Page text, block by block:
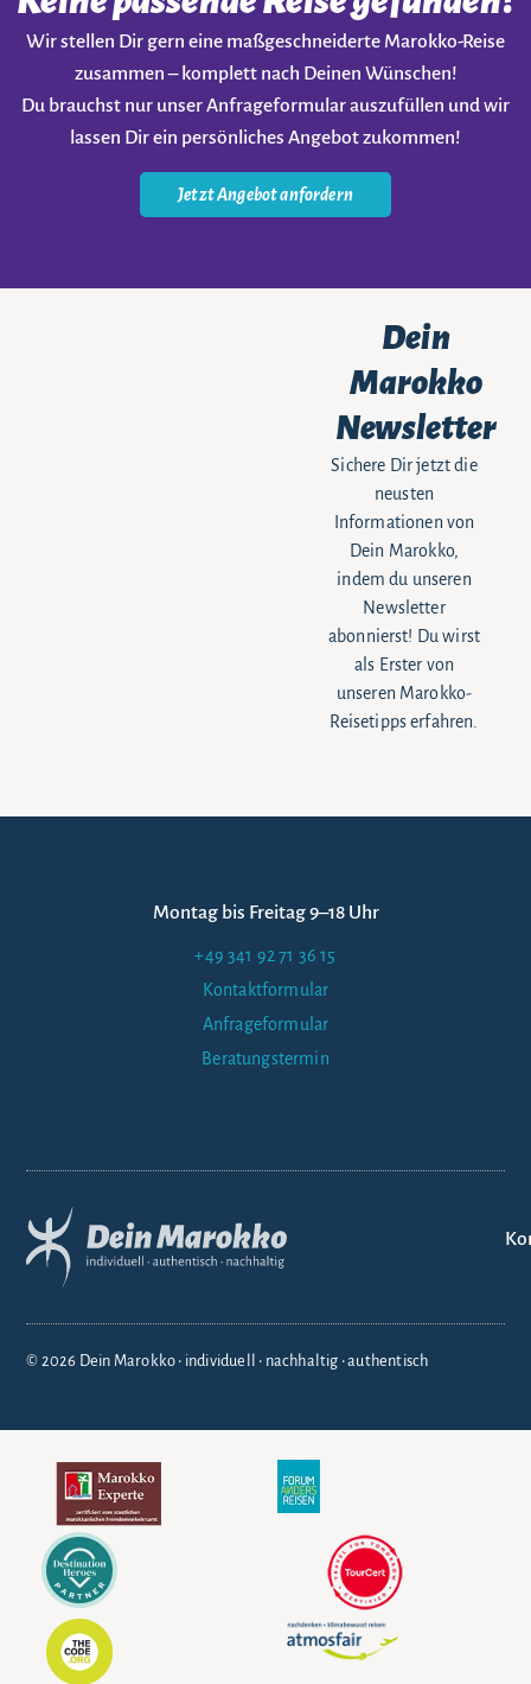
Wir stellen Dir gern eine maßgeschneiderte Marokko-Reise
zusammen – komplett nach Deinen Wünschen!
Du brauchst nur unser Anfrageformular auszufüllen und wir
lassen Dir ein persönliches Angebot zukommen!
Jetzt Angebot anfordern
Dein
Marokko
Newsletter
Sichere Dir jetzt die
neusten
Informationen von
Dein Marokko,
indem du unseren
Newsletter
abonnierst! Du wirst
als Erster von
unseren Marokko-
Reisetipps erfahren.
Montag bis Freitag 9–18 Uhr
+49 341 92 71 36 15
Kontaktformular
Anfrageformular
Beratungstermin
© 2026 Dein Marokko • individuell • nachhaltig • authentisch